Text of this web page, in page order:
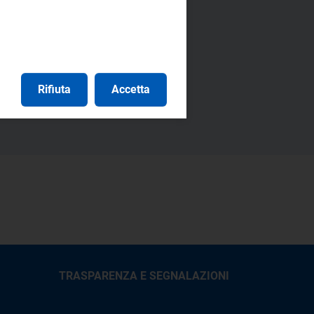
37/10
TRASPARENZA E SEGNALAZIONI
Rifiuta Accetta